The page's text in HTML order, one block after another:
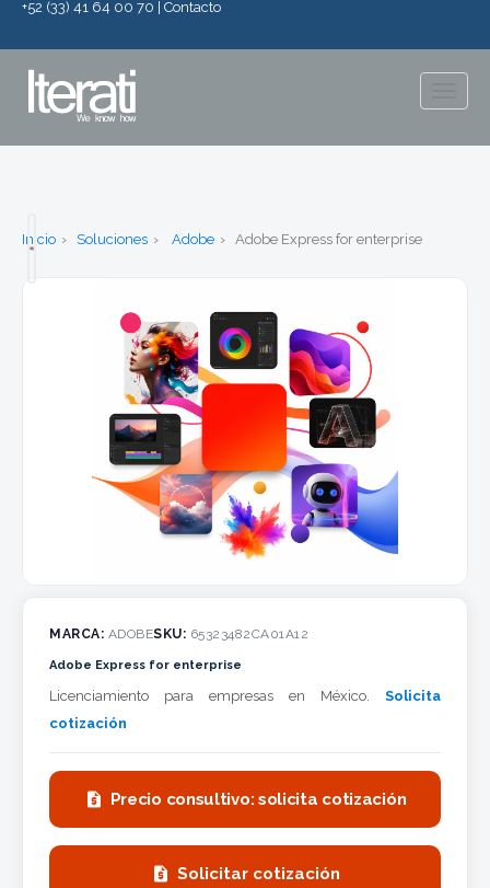
+52 (33) 41 64 00 70 Contacto
Inicio Soluciones Adobe Adobe Express for enterprise
MARCA: ADOBESKU: 65323482CA01A12
Adobe Express for enterprise
Licenciamiento para empresas en México. Solicita
cotización
 Precio consultivo: solicita cotización
 Solicitar cotización